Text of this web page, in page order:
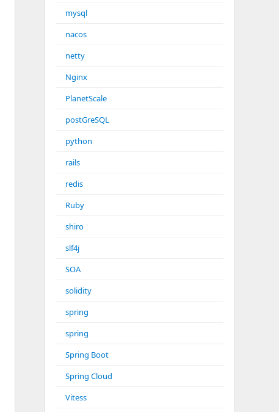
mysql
nacos
netty
Nginx
PlanetScale
postGreSQL
python
rails
redis
Ruby
shiro
slf4j
SOA
solidity
spring
spring
Spring Boot
Spring Cloud
Vitess